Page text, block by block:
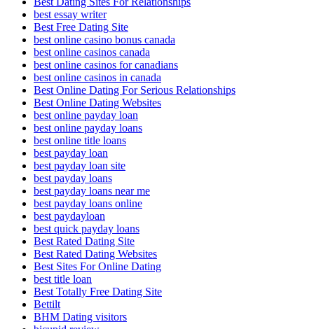
best essay writer
Best Free Dating Site
best online casino bonus canada
best online casinos canada
best online casinos for canadians
best online casinos in canada
Best Online Dating For Serious Relationships
Best Online Dating Websites
best online payday loan
best online payday loans
best online title loans
best payday loan
best payday loan site
best payday loans
best payday loans near me
best payday loans online
best paydayloan
best quick payday loans
Best Rated Dating Site
Best Rated Dating Websites
Best Sites For Online Dating
best title loan
Best Totally Free Dating Site
Bettilt
BHM Dating visitors